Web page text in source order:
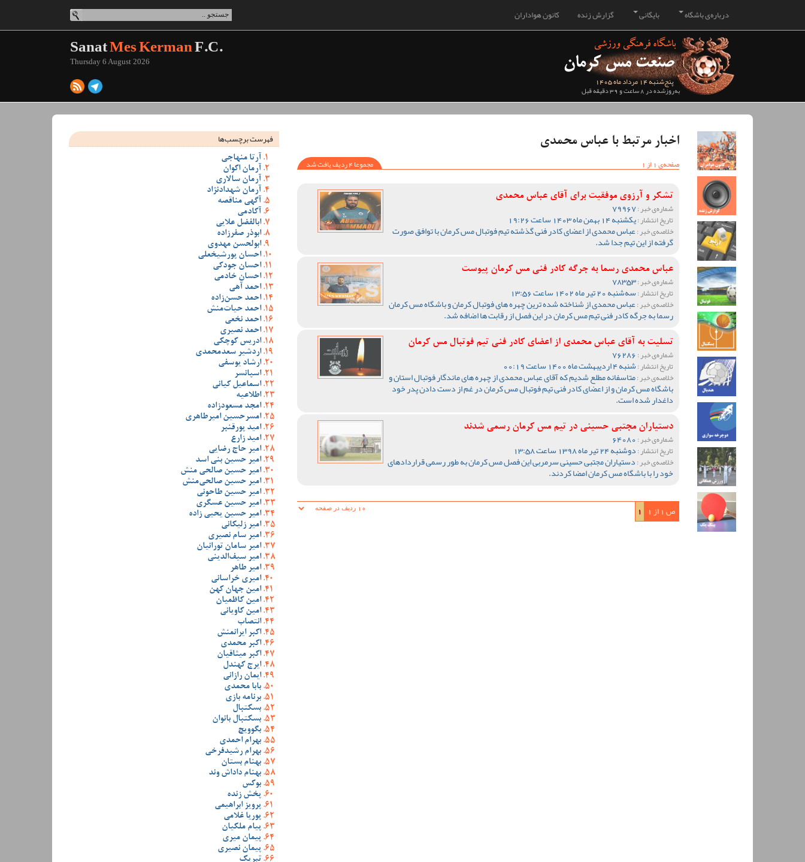
کانون هواداران گزارش زنده بایگانی درباره‌ی باشگاه
پنج‌شنبه 14 مرداد ماه 1405
به‌روزشده در 8 ساعت و 39 دقیقه قبل
SanatMes KermanF.C.
Thursday 6 August 2026
اخبار مرتبط با عباس محمدی
صفحه‌ی 1 از 1
مجموعا 4 ردیف یافت شد
تشکر و آرزوی موفقیت برای آقای عباس محمدی
شماره‌ی خبر :79967
تاریخ انتشار :یکشنبه 14 بهمن ماه 1403 ساعت 19:26
خلاصه‌ی خبر :عباس محمدی از اعضای کادر فنی گذشته تیم فوتبال مس کرمان با توافق صورت
گرفته از این تیم جدا شد.
عباس محمدی رسما به جرگه کادر فنی مس کرمان پیوست
شماره‌ی خبر :78353
تاریخ انتشار :سه‌شنبه 20 تیر ماه 1402 ساعت 13:56
خلاصه‌ی خبر :عباس محمدی از شناخته شده ترین چهره های فوتبال کرمان و باشگاه مس کرمان
رسما به جرگه کادر فنی تیم مس کرمان در این فصل از رقابت ها اضافه شد.
تسلیت به آقای عباس محمدی از اعضای کادر فنی تیم فوتبال مس کرمان
شماره‌ی خبر :
تاریخ انتشار :شنبه 4 اردیبهشت ماه 1400 ساعت 00:19
خلاصه‌ی خبر :متاسفانه مطلع شدیم که آقای عباس محمدی از چهره های ماندگار فوتبال استان و
باشگاه مس کرمان و از اعضای کادر فنی تیم فوتبال مس کرمان در غم از دست دادن پدر خود
داغدار شده است.
دستیاران مجتبی حسینی در تیم مس کرمان رسمی شدند
شماره‌ی خبر :
تاریخ انتشار :دوشنبه 24 تیر ماه 1398 ساعت 13:58
خلاصه‌ی خبر :دستیاران مجتبی حسینی سرمربی این فصل مس کرمان به طور رسمی قراردادهای
خود را با باشگاه مس کرمان امضا کردند.
ص 1 از 1 1
فهرست برچسب‌ها
آرتا منهاجی
آرمان اکوان
آرمان سالاری
آرمان شهدادنژاد
آگهی مناقصه
آکادمی
ابالفضل علایی
ابوذر صفرزاده
ابولحسن مهدوی
احسان پورشیخعلی
احسان جودکی
احسان خادمی
احمد آهی
احمد حسن‌زاده
احمد حیات‌منش
احمد نخعی
احمد نصیری
ادریس کوچکی
اردشیر سعدمحمدی
ارشاد یوسفی
اسپانسر
اسماعیل کیانی
اطلاعیه
امجد مسعودزاده
امسرحسین امیرطاهری
امید پورقنبر
امید زارع
امیر حاج رضایی
امیر حسین بنی اسد
امیر حسین صالحی منش
امیر حسین صالحی‌منش
امیر حسین طاحونی
امیر حسین عسگری
امیر حسین یحیی زاده
امیر زلیکانی
امیر سام نصیری
امیر سامان تورانیان
امیر سیف‌الدینی
امیر طاهر
امیری خراسانی
امین جهان کهن
امین کاظمیان
امین کاویانی
انتصاب
اکبر ایرانمنش
اکبر محمدی
اکبر میثاقیان
ایرج کهندل
ایمان رازانی
بابا محمدی
برنامه بازی
بسکتبال
بسکتبال بانوان
بگوویچ
بهرام احمدی
بهرام رشیدفرخی
بهنام بستان
بهنام داداش وند
بوکس
پخش زنده
پرویز ابراهیمی
پوریا غلامی
پیام ملکیان
پیمان میری
پیمان نصیری
تبریک